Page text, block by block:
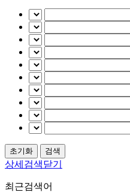
상세검색닫기
최근검색어